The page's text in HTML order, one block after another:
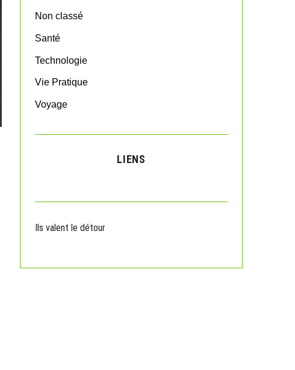
Non classé
Santé
Technologie
Vie Pratique
Voyage
LIENS
Ils valent le détour